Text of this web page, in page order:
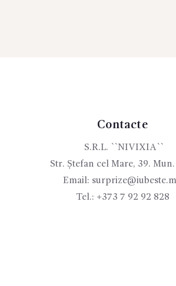
Contacte
S.R.L. ``NIVIXIA``
Str. Ștefan cel Mare, 39. Mun.
Email:
Tel.: +373 7 92 92 828